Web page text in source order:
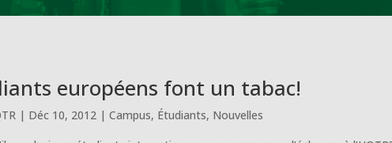
européens font un tabac!
| Déc 10, 2012 |Campus, Étudiants, Nouvelles